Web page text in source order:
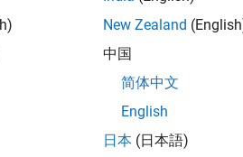
Talent Network
Erhalten Sie personalisierte
und
New Zealand
中国
简体中文
English
日本 (日本語)